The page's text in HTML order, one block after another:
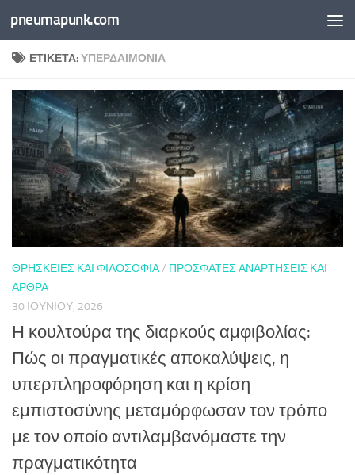
Skip to content
pneumapunk.com
ΕΤΙΚΈΤΑ:ΥΠΕΡΔΑΙΜΟΝΊΑ
ΘΡΗΣΚΕΊΕΣ ΚΑΙ ΦΙΛΟΣΟΦΊΑ/ ΠΡΌΣΦΑΤΕΣ ΑΝΑΡΤΉΣΕΙΣ ΚΑΙ
ΆΡΘΡΑ
30 ΙΟΥΝΊΟΥ, 2026
Η κουλτούρα της διαρκούς αμφιβολίας:
Πώς οι πραγματικές αποκαλύψεις, η
υπερπληροφόρηση και η κρίση
εμπιστοσύνης μεταμόρφωσαν τον τρόπο
με τον οποίο αντιλαμβανόμαστε την
πραγματικότητα